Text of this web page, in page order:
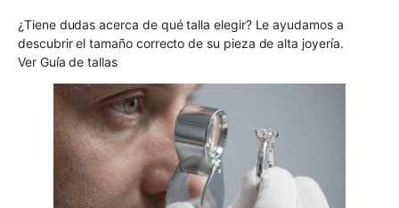
¿Tiene dudas acerca de qué talla elegir? Le ayudamos a
descubrir el tamaño correcto de su pieza de alta joyería.
Ver Guía de tallas